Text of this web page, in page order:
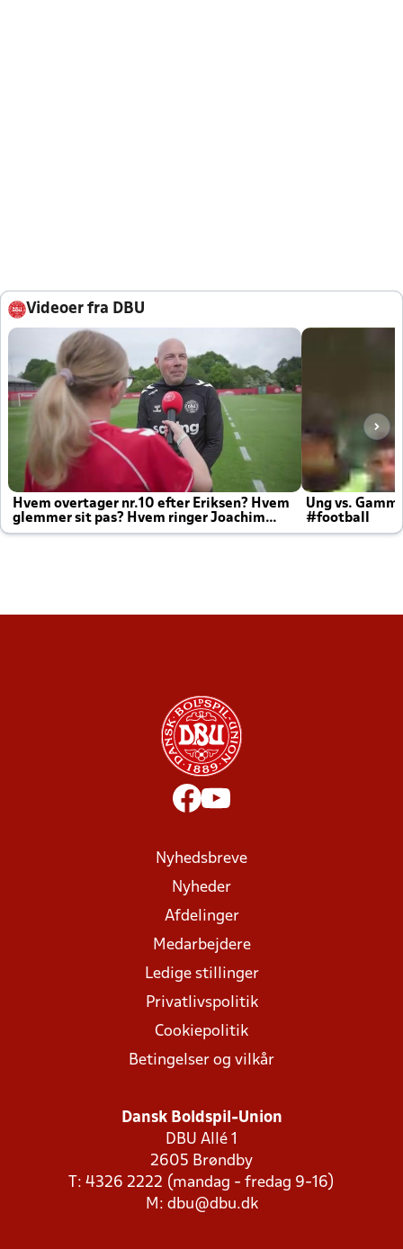
Videoer fra DBU
Hvem overtager nr.10 efter Eriksen? Hvem
glemmer sit pas? Hvem ringer Joachim
altid til efter kampe?
Ung vs.
#football
Nyhedsbreve
Nyheder
Afdelinger
Medarbejdere
Ledige stillinger
Privatlivspolitik
Cookiepolitik
Betingelser og vilkår
Dansk Boldspil-Union
DBU Allé 1
2605 Brøndby
T: 4326 2222 (mandag - fredag 9-16)
M: dbu@dbu.dk